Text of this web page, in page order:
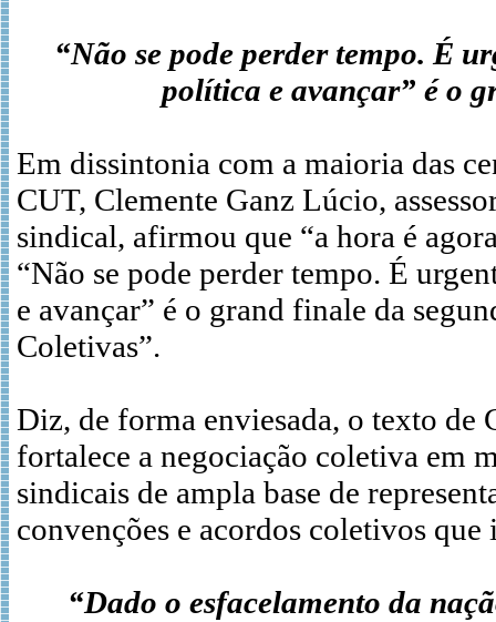
“Não se pode perder tempo. É
política e avançar” é o
Em dissintonia com a maioria das
CUT, Clemente Ganz Lúcio,
sindical, afirmou que “a hora é
“Não se pode perder tempo. É
e avançar” é o grand finale da
Coletivas”.
Diz, de forma enviesada, o texto de
fortalece a negociação coletiva em
sindicais de ampla base de
convenções e acordos coletivos
“Dado o esfacelamento da